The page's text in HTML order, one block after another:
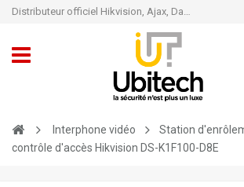
Distributeur officiel Hikvision, Ajax, Dahua, TP-Link - Caméra de vidéo surveillance - Alarme
Interphone vidéo
Station
contrôle d'accès Hikvision DS-K1F100-D8E